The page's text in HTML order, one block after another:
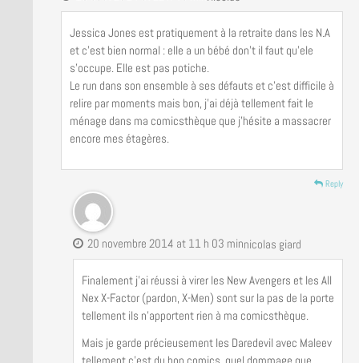
Jessica Jones est pratiquement à la retraite dans les N.A
et c’est bien normal : elle a un bébé don’t il faut qu’ele
s’occupe. Elle est pas potiche.
Le run dans son ensemble à ses défauts et c’est difficile à
relire par moments mais bon, j’ai déjà tellement fait le
ménage dans ma comicsthèque que j’hésite a massacrer
encore mes étagères.
Reply
nicolas giard
20 novembre 2014 at 11 h 03 min
Finalement j’ai réussi à virer les New Avengers et les All
Nex X-Factor (pardon, X-Men) sont sur la pas de la porte
tellement ils n’apportent rien à ma comicsthèque.
Mais je garde précieusement les Daredevil avec Maleev